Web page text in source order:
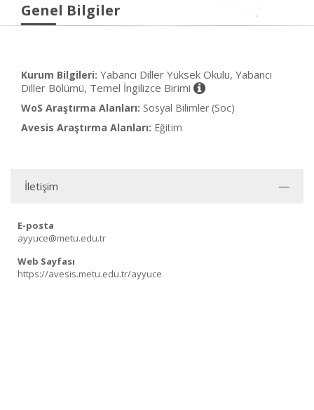
Genel Bilgiler
Kurum Bilgileri: Yabancı Diller Yüksek Okulu, Yabancı
Diller Bölümü, Temel İngilizce Birimi
WoS Araştırma Alanları: Sosyal Bilimler (Soc)
Avesis Araştırma Alanları: Eğitim
İletişim
E-posta
ayyuce@metu.edu.tr
Web Sayfası
https://avesis.metu.edu.tr/ayyuce